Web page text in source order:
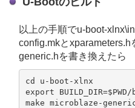
以上の手順でu-boot-
config.mkと
generic.hを書き換えたら
cd u-boot-xlnx
export
make microblaze-